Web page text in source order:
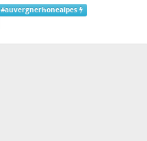
#auvergnerhonealpes